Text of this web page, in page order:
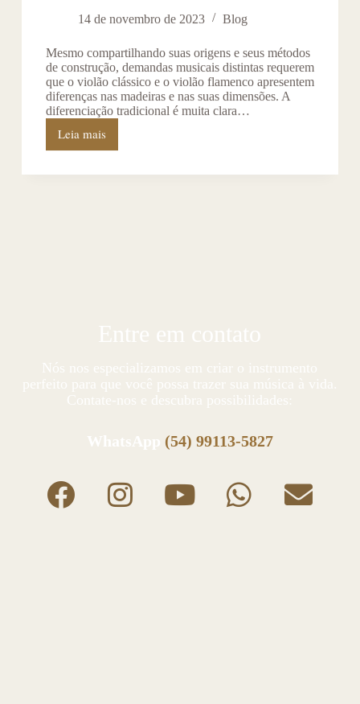
14 de novembro de 2023
Blog
Mesmo compartilhando suas origens e seus métodos
de construção, demandas musicais distintas requerem
que o violão clássico e o violão flamenco apresentem
diferenças nas madeiras e nas suas dimensões. A
diferenciação tradicional é muita clara…
Leia mais
Entre em contato
Nós nos especializamos em criar o instrumento
perfeito para que você possa trazer sua música à vida.
Contate-nos e descubra possibilidades:
WhatsApp (54) 99113-5827